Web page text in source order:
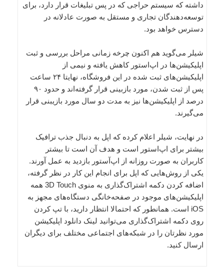
داشته که سیستم حراجی‌ که در پس تبلیغات قرار دارد، برای
توسعه‌دهندگان تجاری و مستقل به صورت عادلانه در
دسترس خواهد بود.
شیلر می‌گوید هم اکنون چرخه زمانی مراحل بررسی و ثبت
اپلیکیشن‌ها در اپ‌استور کاهش یافته و نیمی از
اپلیکیشن‌های ثبت شده در این فروشگاه، نهایتا ۲۴ ساعت
پس از ثبت شدن، مورد بازبینی قرار گرفته‌اند و حدود ۹۰
درصد از اپلیکیشن‌ها نیز به مدت دو سال مورد بازیبنی قرار
می‌گیرند.
در نهایت، شیلر اعلام کرده که اپل به دنبال جذب ترافیک
بیشتر برای اپ‌استور است و هدف آن است تا بیشتر
کاربران به صورت روزانه از اپ‌آستور بازدید به عمل آورند.
یکی از روش‌هایی که اپل برای انجام این کار در نظر گرفته،
اضافه کردن دکمه اشتراک‌گذاری به منوی 3D Touch همه
اپلیکیشن‌های موجود در صفحه‌خانگی دستگاه‌های مجهز به
iOS است. همانطور که احتمالا انتظار دارید، با تپ کردن
روی دکمه اشتراک‌گذاری می‌توانید لینک دانلود اپلیکیشن
مورد نظرتان را در شبکه‌های اجتماعی مختلف برای دیگران
ارسال کنید.